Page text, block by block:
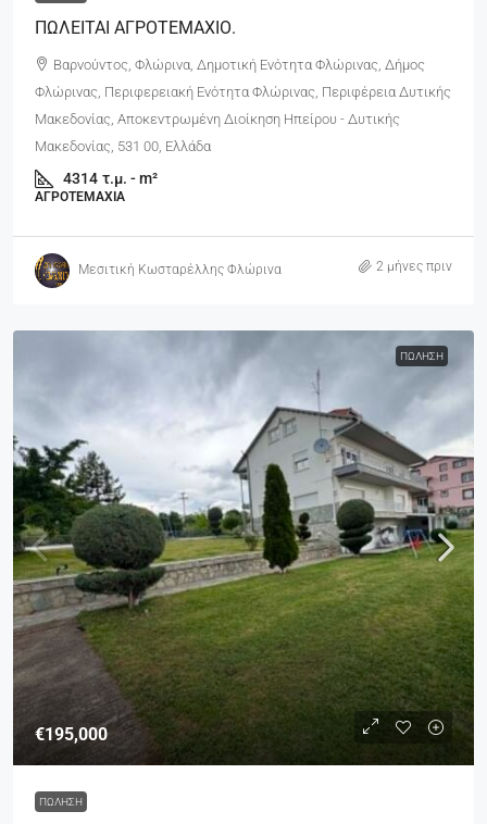
ΠΩΛΕΙΤΑΙ ΑΓΡΟΤΕΜΑΧΙΟ.
Βαρνούντος, Φλώρινα, Δημοτική Ενότητα Φλώρινας, Δήμος
Φλώρινας, Περιφερειακή Ενότητα Φλώρινας, Περιφέρεια Δυτικής
Μακεδονίας, Αποκεντρωμένη Διοίκηση Ηπείρου - Δυτικής
Μακεδονίας, 531 00, Ελλάδα
4314 τ.μ. - m²
ΑΓΡΟΤΕΜΆΧΙΑ
Μεσιτική Κωσταρέλλης Φλώρινα 2 μήνες πριν
ΠΏΛΗΣΗ
€195,000
ΠΏΛΗΣΗ